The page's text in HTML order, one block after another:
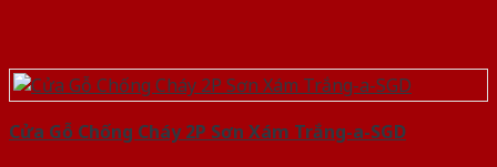
Cửa Gỗ Chống Cháy 2P Sơn Xám Trắng-a-SGD